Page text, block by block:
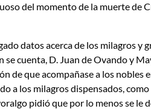
del momento de la muerte de
datos acerca de los milagros y
se cuenta, D. Juan de Ovando y
de que acompañase a los nobles
a los milagros dispensados,
pidió que por lo menos se le